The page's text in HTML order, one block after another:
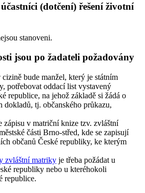
(dotčení) řešení životní
stanoveni.
jsou po žadateli požadovány
bude manžel, který je státním
potřebovat oddací list vystavený
republice, na jehož základě si žádá o
dokladů, tj. občanského průkazu,
zápisu v matriční knize tzv. zvláštní
části Brno-střed, kde se zapisují
občanů České republiky, ke kterým
zvláštní matriky je třeba požádat u
republiky nebo u kteréhokoli
republice.